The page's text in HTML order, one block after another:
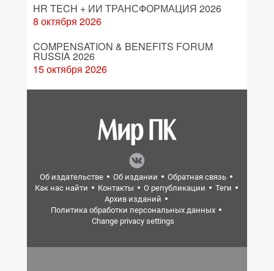
HR TECH + ИИ ТРАНСФОРМАЦИЯ 2026
8 октября 2026
COMPENSATION & BENEFITS FORUM
RUSSIA 2026
15 октября 2026
Об издательстве Об издании
Обратная связь
Как нас найти
Контакты О републикации
Теги
Архив изданий
Политика обработки персональных данных
Change privacy settings